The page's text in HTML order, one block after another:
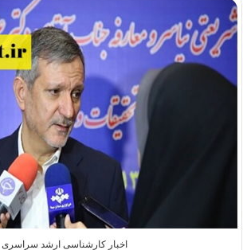
آزاد
۹۸
همزمان
با
نتایج
سازمان
سنجش
اخبار کارشناسی ارشد سراسری